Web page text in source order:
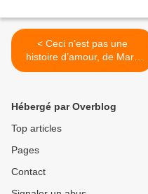
< Ceci n’est pas une
histoire d’amour, de Mark
Haskell Smith
Hébergé par Overblog
Top articles
Pages
Contact